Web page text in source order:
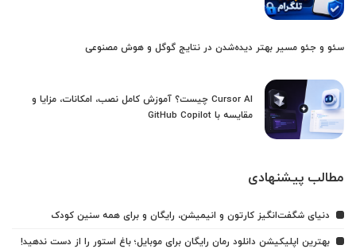
سئو و جئو مسیر بهتر دیده‌شدن در نتایج گوگل و هوش مصنوعی
Cursor AI چیست؟ آموزش کامل نصب، امکانات، مزایا و
مقایسه با GitHub Copilot
مطالب پیشنهادی
دنیای شگفت‌انگیز کارتون و انیمیشن، رایگان و برای همه سنین کودک
بهترین اپلیکیشن دانلود رمان رایگان برای موبایل؛ باغ استور را از دست ندهید!